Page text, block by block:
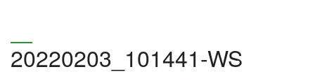
20220203_101441-WS